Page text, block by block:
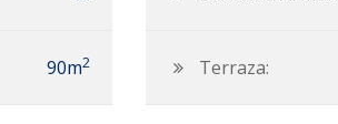
90m2 Terraza: